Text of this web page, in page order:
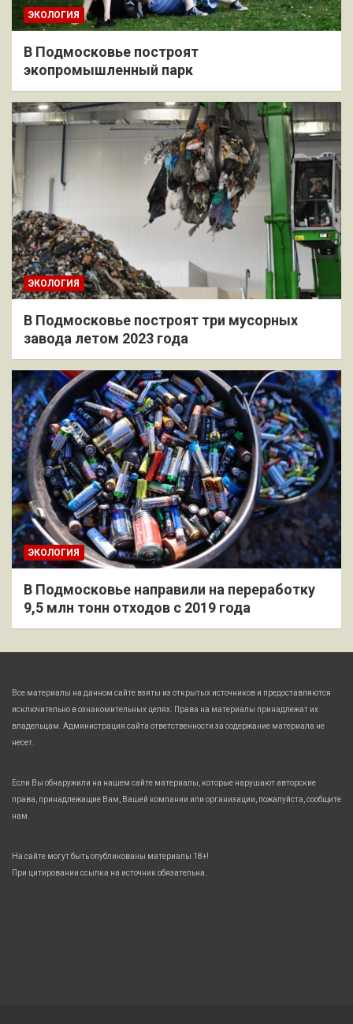
ЭКОЛОГИЯ
В Подмосковье построят
экопромышленный парк
ЭКОЛОГИЯ
В Подмосковье построят три мусорных
завода летом 2023 года
ЭКОЛОГИЯ
В Подмосковье направили на переработку
9,5 млн тонн отходов с 2019 года
Все материалы на данном сайте взяты из открытых источников и предоставляются
исключительно в ознакомительных целях. Права на материалы принадлежат их
владельцам. Администрация сайта ответственности за содержание материала не
несет.
Если Вы обнаружили на нашем сайте материалы, которые нарушают авторские
права, принадлежащие Вам, Вашей компании или организации, пожалуйста, сообщите
нам.
На сайте могут быть опубликованы материалы 18+!
При цитировании ссылка на источник обязательна.